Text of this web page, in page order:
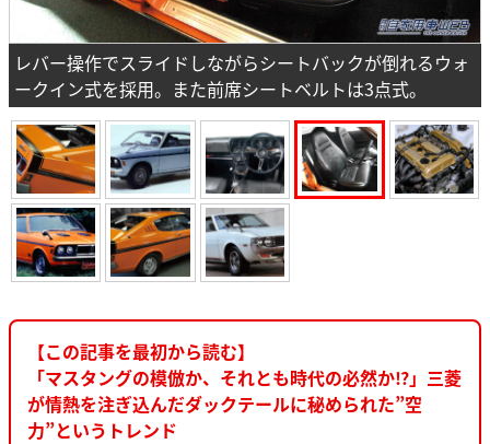
レバー操作でスライドしながらシートバックが倒れるウォ
ークイン式を採用。また前席シートベルトは3点式。
【この記事を最初から読む】
「マスタングの模倣か、それとも時代の必然か⁉︎」三菱
が情熱を注ぎ込んだダックテールに秘められた”空
力”というトレンド